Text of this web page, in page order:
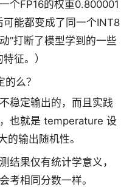
个FP16的权重0.800001
能都变成了同一个INT8
”打断了模型学到的一些
征。）
么？
稳定输出的，而且实践
也就是 temperature 设
的输出随机性。
结果仅有统计学意义，
考相同分数一样。